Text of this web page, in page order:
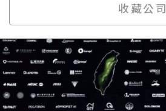
收藏公司